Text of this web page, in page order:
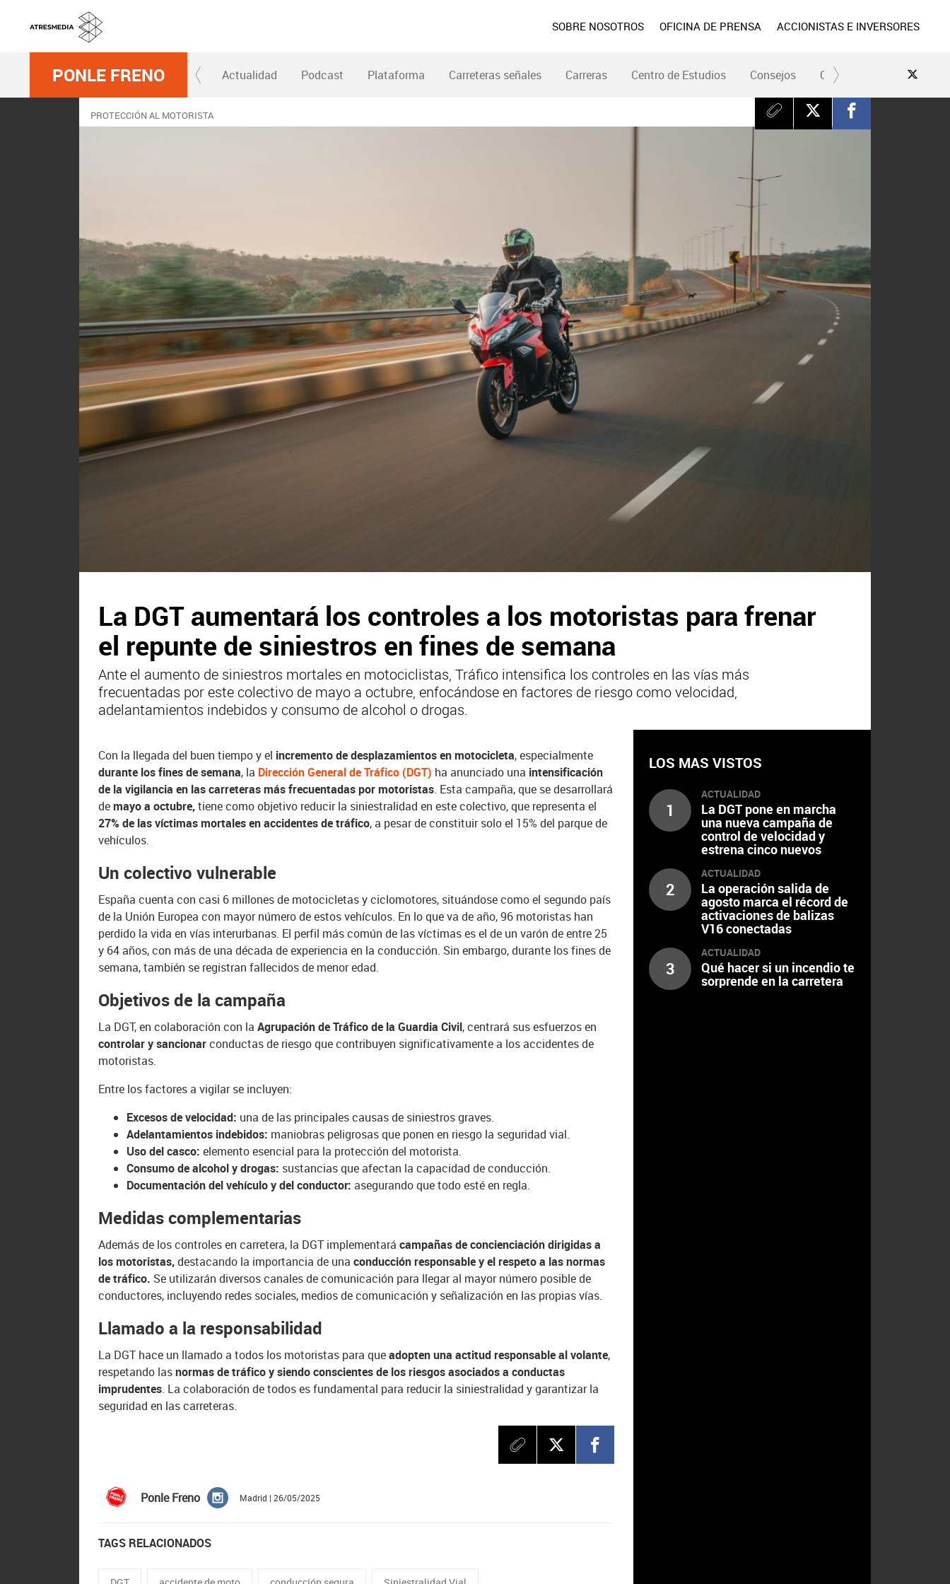
SOBRE NOSOTROS OFICINA DE PRENSA ACCIONISTAS E INVERSORES
PONLE FRENO Actualidad Podcast Plataforma Carreteras señales Carreras Centro de Estudios Consejos Conduce Seguro
PROTECCIÓN AL MOTORISTA
La DGT aumentará los controles a los motoristas para frenar
el repunte de siniestros en fines de semana
Ante el aumento de siniestros mortales en motociclistas, Tráfico intensifica los controles en las vías más
frecuentadas por este colectivo de mayo a octubre, enfocándose en factores de riesgo como velocidad,
adelantamientos indebidos y consumo de alcohol o drogas.
Con la llegada del buen tiempo y el incremento de desplazamientos en motocicleta, especialmente
durante los fines de semana, la Dirección General de Tráfico (DGT) ha anunciado una intensificación
de la vigilancia en las carreteras más frecuentadas por motoristas. Esta campaña, que se desarrollará
demayo a octubre,tiene como objetivo reducir la siniestralidad en este colectivo, que representa el
27% de las víctimas mortales en accidentes de tráfico, a pesar de constituir solo el 15% del parque de
vehículos.
Un colectivo vulnerable
España cuenta con casi 6 millones de motocicletas y ciclomotores, situándose como el segundo país
de la Unión Europea con mayor número de estos vehículos. En lo que va de año, 96 motoristas han
perdido la vida en vías interurbanas. El perfil más común de las víctimas es el de un varón de entre 25
y 64 años, con más de una década de experiencia en la conducción. Sin embargo, durante los fines de
semana, también se registran fallecidos de menor edad.
Objetivos de la campaña
La DGT, en colaboración con laAgrupación de Tráfico de la Guardia Civil, centrará sus esfuerzos en
controlar y sancionarconductas de riesgo que contribuyen significativamente a los accidentes de
motoristas.
Entre los factores a vigilar se incluyen:
Excesos de velocidad: una de las principales causas de siniestros graves.
Adelantamientos indebidos: maniobras peligrosas que ponen en riesgo la seguridad vial.
Uso del casco: elemento esencial para la protección del motorista.
Consumo de alcohol y drogas: sustancias que afectan la capacidad de conducción.
Documentación del vehículo y del conductor: asegurando que todo esté en regla.
Medidas complementarias
Además de los controles en carretera, la DGT implementarácampañas de concienciación dirigidas a
los motoristas,destacando la importancia de unaconducción responsable y el respeto a las normas
de tráfico. Se utilizarán diversos canales de comunicación para llegar al mayor número posible de
conductores, incluyendo redes sociales, medios de comunicación y señalización en las propias vías.
Llamado a la responsabilidad
La DGT hace un llamado a todos los motoristas para queadopten una actitud responsable al volante,
respetando lasnormas de tráfico y siendo conscientes de los riesgos asociados a conductas
imprudentes. La colaboración de todos es fundamental para reducir la siniestralidad y garantizar la
seguridad en las carreteras.
Ponle Freno Madrid | 26/05/2025
TAGS RELACIONADOS
LOS MAS VISTOS
1
ACTUALIDAD
La DGT pone en marcha
una nueva campaña de
control de velocidad y
estrena cinco nuevos
2
ACTUALIDAD
La operación salida de
agosto marca el récord de
activaciones de balizas
V16 conectadas
3
ACTUALIDAD
Qué hacer si un incendio te
sorprende en la carretera